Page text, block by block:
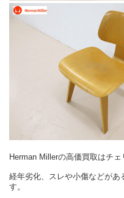
Herman Millerの高価買取はチ
経年劣化、スレや小傷などが
す。